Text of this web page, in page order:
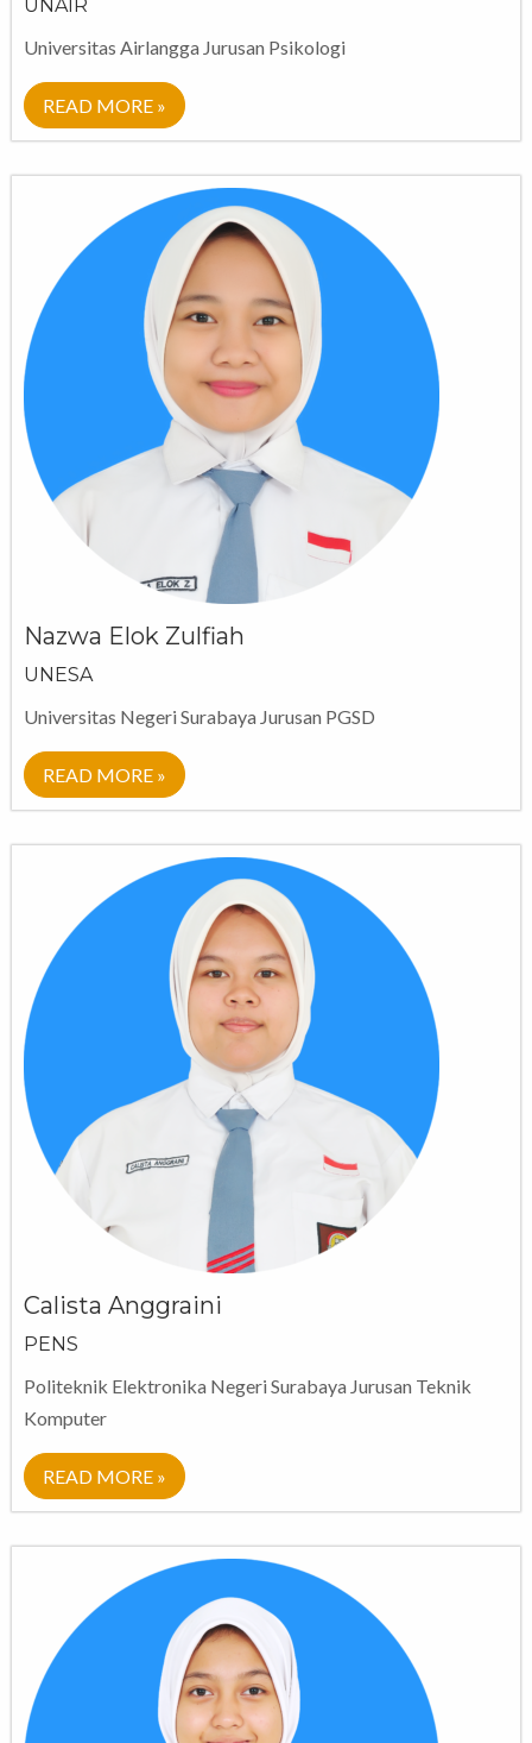
UNAIR
Universitas Airlangga Jurusan Psikologi
READ MORE »
Nazwa Elok Zulfiah
UNESA
Universitas Negeri Surabaya Jurusan PGSD
READ MORE »
Calista Anggraini
PENS
Politeknik Elektronika Negeri Surabaya Jurusan Teknik
Komputer
READ MORE »